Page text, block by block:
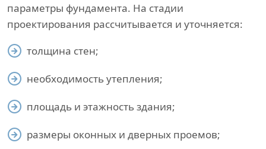
параметры фундамента. На стадии
проектирования рассчитывается и уточняется:
толщина стен;
необходимость утепления;
площадь и этажность здания;
размеры оконных и дверных проемов;